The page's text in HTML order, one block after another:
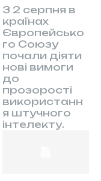
З 2 серпня в
країнах
Європейсько
го Союзу
почали діяти
нові вимоги
до
прозорості
використанн
я штучного
інтелекту.